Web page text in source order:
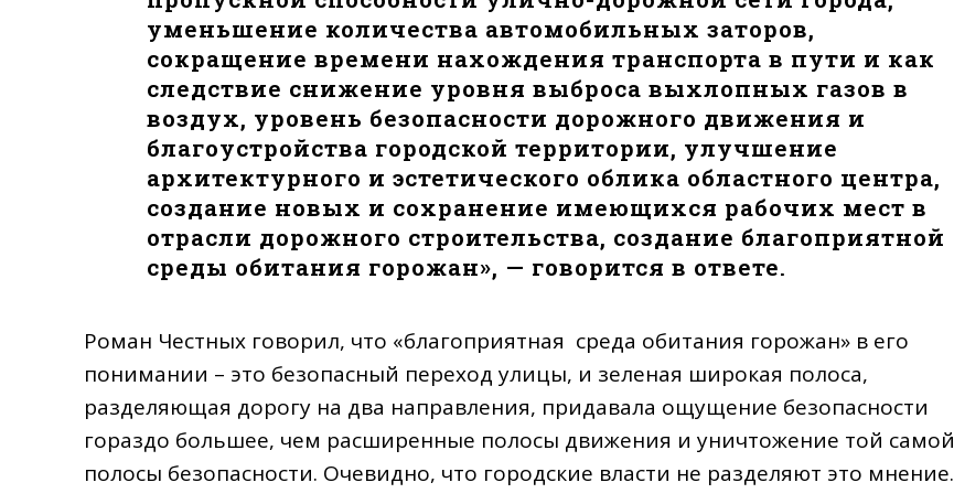
уменьшение количества автомобильных заторов,
сокращение времени нахождения транспорта в пути и как
следствие снижение уровня выброса выхлопных газов в
воздух, уровень безопасности дорожного движения и
благоустройства городской территории, улучшение
архитектурного и эстетического облика областного центра,
создание новых и сохранение имеющихся рабочих мест в
отрасли дорожного строительства, создание благоприятной
среды обитания горожан», — говорится в ответе.
Роман Честных говорил, что «благоприятная среда обитания горожан» в его
понимании – это безопасный переход улицы, и зеленая широкая полоса,
разделяющая дорогу на два направления, придавала ощущение безопасности
гораздо большее, чем расширенные полосы движения и уничтожение той самой
полосы безопасности. Очевидно, что городские власти не разделяют это мнение.